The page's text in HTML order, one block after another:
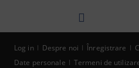
Log in Despre noi Înregistrare
Date personale
Termeni de